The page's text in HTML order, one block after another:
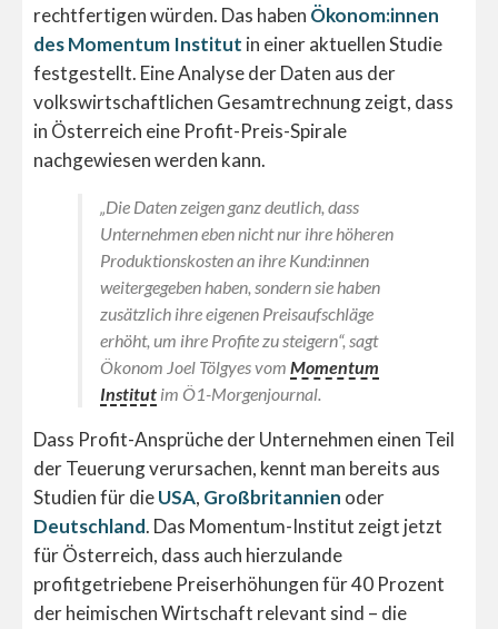
rechtfertigen würden. Das haben Ökonom:innen
des Momentum Institut in einer aktuellen Studie
festgestellt. Eine Analyse der Daten aus der
volkswirtschaftlichen Gesamtrechnung zeigt, dass
in Österreich eine Profit-Preis-Spirale
nachgewiesen werden kann.
„Die Daten zeigen ganz deutlich, dass
Unternehmen eben nicht nur ihre höheren
Produktionskosten an ihre Kund:innen
weitergegeben haben, sondern sie haben
zusätzlich ihre eigenen Preisaufschläge
erhöht, um ihre Profite zu steigern“, sagt
Ökonom Joel Tölgyes vom Momentum
Institut im Ö1-Morgenjournal.
Dass Profit-Ansprüche der Unternehmen einen Teil
der Teuerung verursachen, kennt man bereits aus
Studien für dieUSA, Großbritannien oder
Deutschland. Das Momentum-Institut zeigt jetzt
für Österreich, dass auch hierzulande
profitgetriebene Preiserhöhungen für 40 Prozent
der heimischen Wirtschaft relevant sind – die